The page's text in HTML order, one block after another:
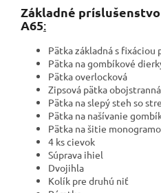
Základné
A65:
Pätka základná s fixáciou
Pätka na gombíkové
Pätka overlocková
Zipsová pätka obojstranná
Pätka na slepý steh so
Pätka na našívanie
Pätka na šitie
4 ks cievok
Súprava ihiel
Dvojihla
Kolík pre druhú niť